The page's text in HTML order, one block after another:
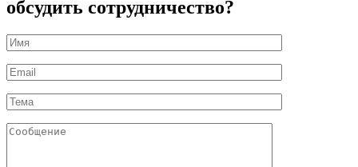
обсудить сотрудничество?